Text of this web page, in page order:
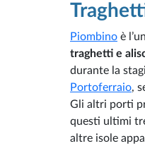
Piombino è
traghetti e
durante la
Portoferraio,
Gli altri porti
questi ultimi
altre isole